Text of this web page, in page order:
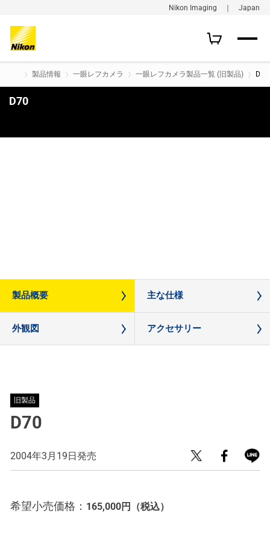
Nikon Imaging ｜ Japan
製品情報 一眼レフカメラ 一眼レフカメラ製品一覧 (旧製品) D70
D70
製品概要 主な仕様
外観図 アクセサリー
旧製品
D70
2004年3月19日発売
希望小売価格： 165,000円 （税込）